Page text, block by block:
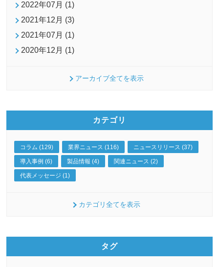
2022年07月 (1)
2021年12月 (3)
2021年07月 (1)
2020年12月 (1)
アーカイブ全てを表示
カテゴリ
コラム (129) 業界ニュース (116) ニュースリリース (37)
導入事例 (6) 製品情報 (4) 関連ニュース (2)
代表メッセージ (1)
カテゴリ全てを表示
タグ